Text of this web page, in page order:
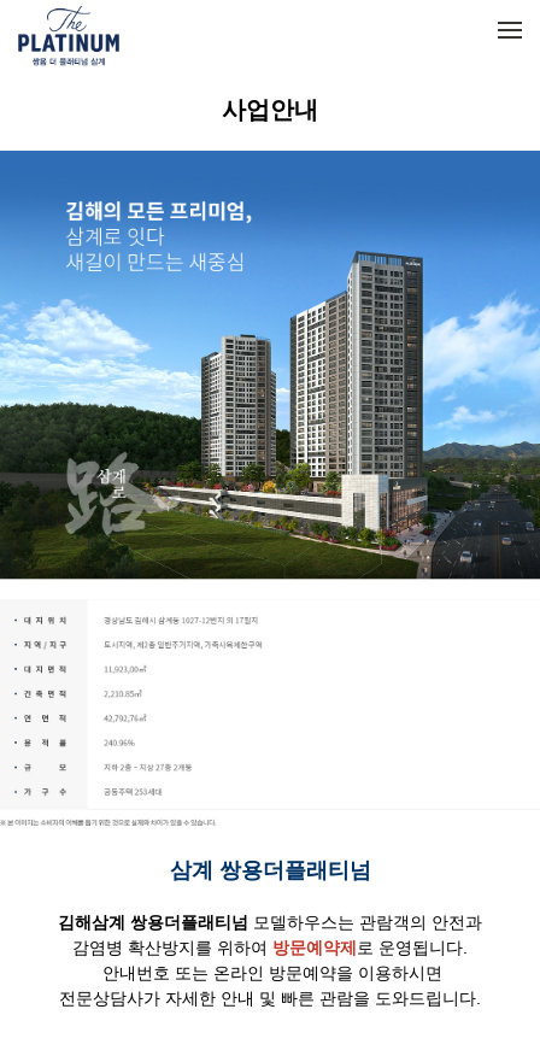
사업안내
삼계 쌍용더플래티넘
김해삼계 쌍용더플래티넘 모델하우스는 관람객의 안전과
감염병 확산방지를 위하여 방문예약제 로 운영됩니다.
안내번호 또는 온라인 방문예약을 이용하시면
전문상담사가 자세한 안내 및 빠른 관람을 도와드립니다.